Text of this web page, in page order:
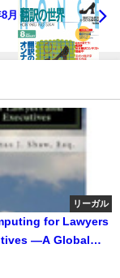
月
リーガル
for Lawyers
—A Global